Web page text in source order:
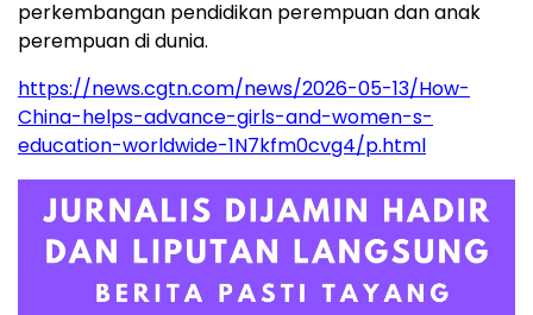
perkembangan pendidikan perempuan dan anak
perempuan di dunia.
https://news.cgtn.com/news/2026-05-13/How-
China-helps-advance-girls-and-women-s-
education-worldwide-1N7kfm0cvg4/p.html